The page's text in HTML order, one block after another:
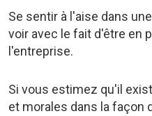
Se sentir à l'aise dans
voir avec le fait d'être en
l'entreprise.
Si vous estimez qu'il
et morales dans la façon